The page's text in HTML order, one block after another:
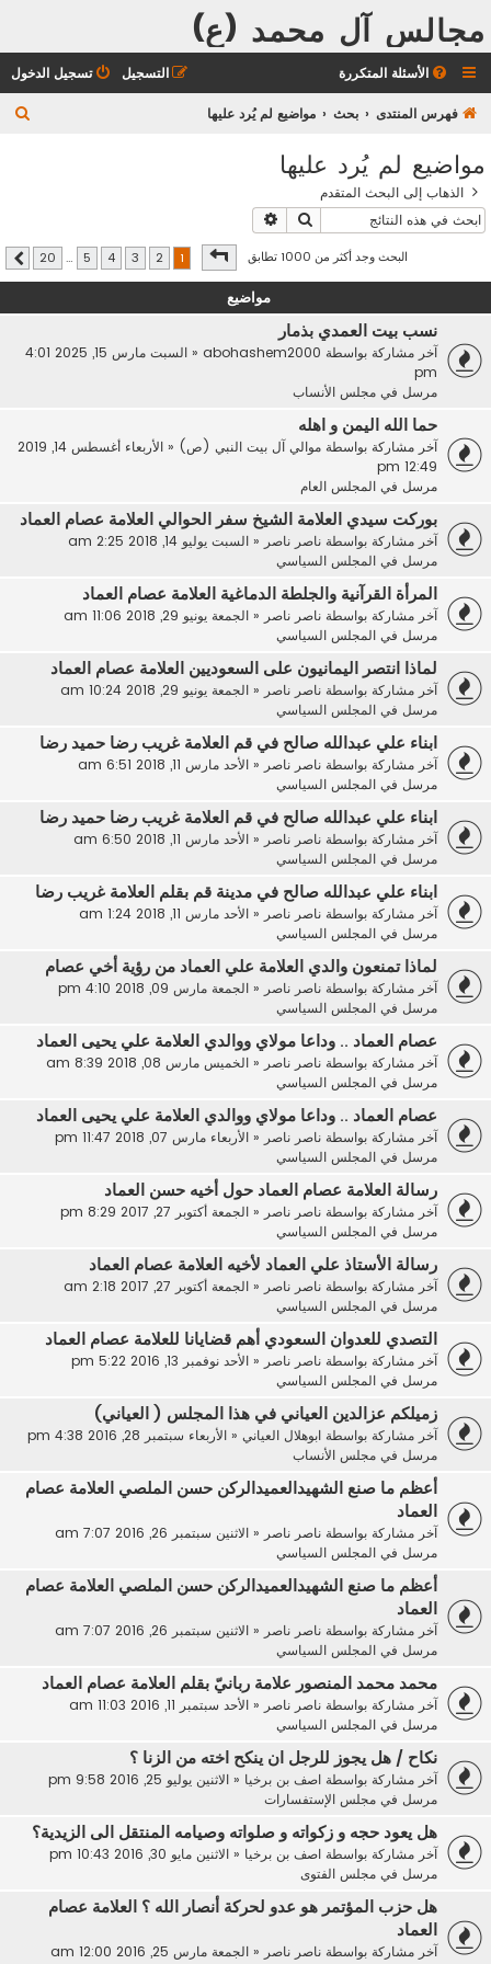
مجالس آل محمد (ع)
الأسئلة المتكررة تسجيل الدخول التسجيل
فهرس المنتدى بحث مواضيع لم يُرد عليها
ب
مواضيع لم يُرد عليها
الذهاب إلى البحث المتقدم
بحث
البحث وجد أكثر من 1000 تطابق صفحة1 من20
2
3
4
5
…
20 التالي
مواضيع
نسب بيت العمدي بذمار
آخر مشاركة بواسطة abohashem2000
«
السبت مارس 15, 2025 4:01
pm
مرسل في مجلس الأنساب
حما الله اليمن و اهله
آخر مشاركة بواسطة موالي آل بيت النبي (ص)«
الأربعاء أغسطس 14, 2019
12:49 pm
مرسل في المجلس العام
بوركت سيدي العلامة الشيخ سفر الحوالي العلامة عصام العماد
آخر مشاركة بواسطة ناصر ناصر« السبت يوليو 14, 2018 2:25 am
مرسل في المجلس السياسي
المرأة القرآنية والجلطة الدماغية العلامة عصام العماد
آخر مشاركة بواسطة ناصر ناصر« الجمعة يونيو 29, 2018 11:06 am
مرسل في المجلس السياسي
لماذا انتصر اليمانيون على السعوديين العلامة عصام العماد
آخر مشاركة بواسطة ناصر ناصر« الجمعة يونيو 29, 2018 10:24 am
مرسل في المجلس السياسي
ابناء علي عبدالله صالح في قم العلامة غريب رضا حميد رضا
آخر مشاركة بواسطة ناصر ناصر« الأحد مارس 11, 2018 6:51 am
مرسل في المجلس السياسي
ابناء علي عبدالله صالح في قم العلامة غريب رضا حميد رضا
آخر مشاركة بواسطة ناصر ناصر« الأحد مارس 11, 2018 6:50 am
مرسل في المجلس السياسي
ابناء علي عبدالله صالح في مدينة قم بقلم العلامة غريب رضا
آخر مشاركة بواسطة ناصر ناصر« الأحد مارس 11, 2018 1:24 am
مرسل في المجلس السياسي
لماذا تمنعون والدي العلامة علي العماد من رؤية أخي عصام
آخر مشاركة بواسطة ناصر ناصر« الجمعة مارس 09, 2018 4:10 pm
مرسل في المجلس السياسي
عصام العماد .. وداعا مولاي ووالدي العلامة علي يحيى العماد
آخر مشاركة بواسطة ناصر ناصر« الخميس مارس 08, 2018 8:39 am
مرسل في المجلس السياسي
عصام العماد .. وداعا مولاي ووالدي العلامة علي يحيى العماد
آخر مشاركة بواسطة ناصر ناصر« الأربعاء مارس 07, 2018 11:47 pm
مرسل في المجلس السياسي
رسالة العلامة عصام العماد حول أخيه حسن العماد
آخر مشاركة بواسطة ناصر ناصر« الجمعة أكتوبر 27, 2017 8:29 pm
مرسل في المجلس السياسي
رسالة الأستاذ علي العماد لأخيه العلامة عصام العماد
آخر مشاركة بواسطة ناصر ناصر« الجمعة أكتوبر 27, 2017 2:18 am
مرسل في المجلس السياسي
التصدي للعدوان السعودي أهم قضايانا للعلامة عصام العماد
آخر مشاركة بواسطة ناصر ناصر« الأحد نوفمبر 13, 2016 5:22 pm
مرسل في المجلس السياسي
زميلكم عزالدين العياني في هذا المجلس ( العياني)
آخر مشاركة بواسطة ابوهلال العياني« الأربعاء سبتمبر 28, 2016 4:38 pm
مرسل في مجلس الأنساب
أعظم ما صنع الشهيدالعميدالركن حسن الملصي العلامة عصام
العماد
آخر مشاركة بواسطة ناصر ناصر« الاثنين سبتمبر 26, 2016 7:07 am
مرسل في المجلس السياسي
أعظم ما صنع الشهيدالعميدالركن حسن الملصي العلامة عصام
العماد
آخر مشاركة بواسطة ناصر ناصر« الاثنين سبتمبر 26, 2016 7:07 am
مرسل في المجلس السياسي
محمد محمد المنصور علامة ربانيّ بقلم العلامة عصام العماد
آخر مشاركة بواسطة ناصر ناصر« الأحد سبتمبر 11, 2016 11:03 am
مرسل في المجلس السياسي
نكاح / هل يجوز للرجل ان ينكح اخته من الزنا ؟
آخر مشاركة بواسطة اصف بن برخيا« الاثنين يوليو 25, 2016 9:58 pm
مرسل في مجلس الإستفسارات
هل يعود حجه و زكواته و صلواته وصيامه المنتقل الى الزيدية؟
آخر مشاركة بواسطة اصف بن برخيا« الاثنين مايو 30, 2016 10:43 pm
مرسل في مجلس الفتوى
هل حزب المؤتمر هو عدو لحركة أنصار الله ؟ العلامة عصام
العماد
آخر مشاركة بواسطة ناصر ناصر« الجمعة مارس 25, 2016 12:00 am